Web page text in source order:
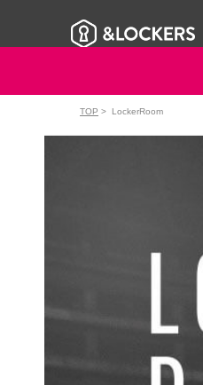
TOP > LockerRoom